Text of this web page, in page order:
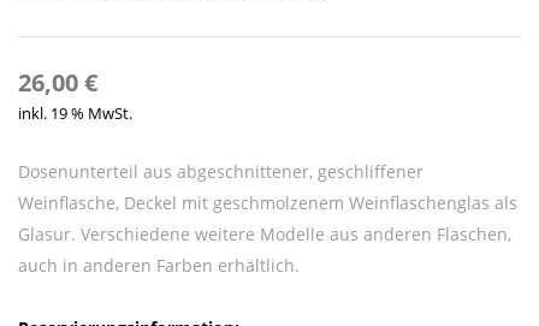
26,00€
inkl. 19 % MwSt.
Dosenunterteil aus abgeschnittener, geschliffener
Weinflasche, Deckel mit geschmolzenem Weinflaschenglas als
Glasur. Verschiedene weitere Modelle aus anderen Flaschen,
auch in anderen Farben erhältlich.